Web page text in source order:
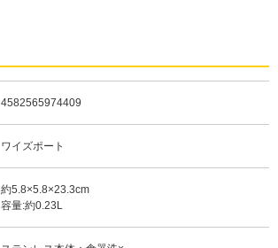
4582565974409
ワイズポート
約5.8×5.8×23.3cm
容量:約0.23L